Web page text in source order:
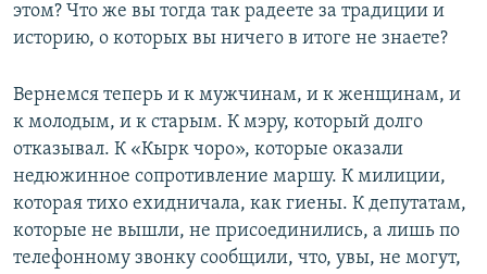
этом? Что же вы тогда так радеете за традиции и
историю, о которых вы ничего в итоге не знаете?
Вернемся теперь и к мужчинам, и к женщинам, и
к молодым, и к старым. К мэру, который долго
отказывал. К «Кырк чоро», которые оказали
недюжинное сопротивление маршу. К милиции,
которая тихо ехидничала, как гиены. К депутатам,
которые не вышли, не присоединились, а лишь по
телефонному звонку сообщили, что, увы, не могут,